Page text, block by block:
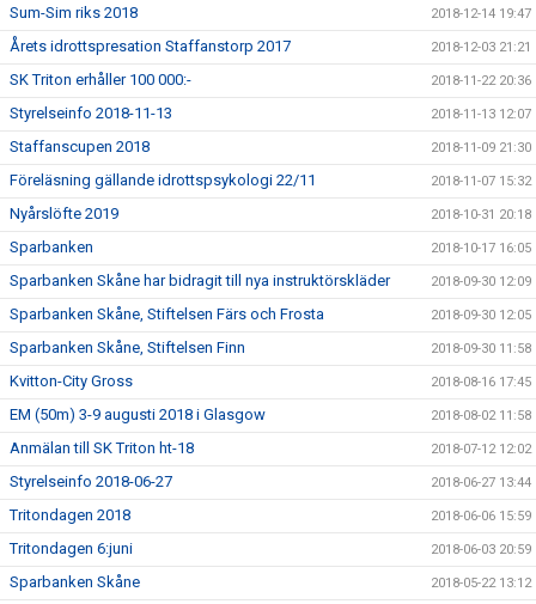
Sum-Sim riks 2018 2018-12-14 19:47
Årets idrottspresation Staffanstorp 2017 2018-12-03 21:21
SK Triton erhåller 100 000:- 2018-11-22 20:36
Styrelseinfo 2018-11-13 2018-11-13 12:07
Staffanscupen 2018 2018-11-09 21:30
Föreläsning gällande idrottspsykologi 22/11 2018-11-07 15:32
Nyårslöfte 2019 2018-10-31 20:18
Sparbanken 2018-10-17 16:05
Sparbanken Skåne har bidragit till nya instruktörskläder 2018-09-30 12:09
Sparbanken Skåne, Stiftelsen Färs och Frosta 2018-09-30 12:05
Sparbanken Skåne, Stiftelsen Finn 2018-09-30 11:58
Kvitton-City Gross 2018-08-16 17:45
EM (50m) 3-9 augusti 2018 i Glasgow 2018-08-02 11:58
Anmälan till SK Triton ht-18 2018-07-12 12:02
Styrelseinfo 2018-06-27 2018-06-27 13:44
Tritondagen 2018 2018-06-06 15:59
Tritondagen 6:juni 2018-06-03 20:59
Sparbanken Skåne 2018-05-22 13:12